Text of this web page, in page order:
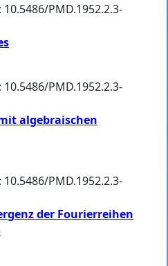
PMD.1952.2.3-
PMD.1952.2.3-
algebraischen
PMD.1952.2.3-
der Fourierreihen